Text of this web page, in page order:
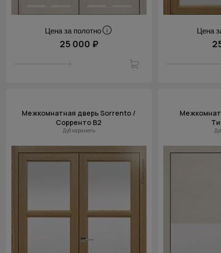
Цена за полотно
25 000 ₽
Цена
Межкомнатная дверь Sorrento /
Сорренто В2
Дуб карамель